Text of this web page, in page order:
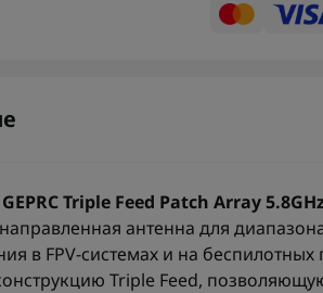
Triple Feed Patch Array
антенна для
в FPV-системах и на
Triple Feed,